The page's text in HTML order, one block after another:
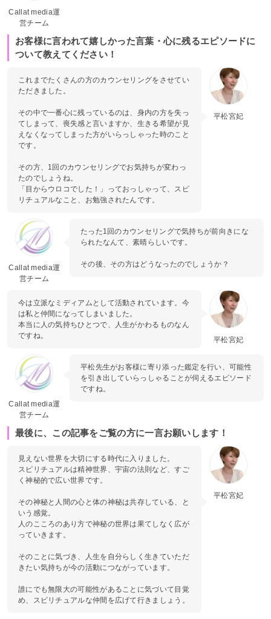
Callat media運
営チーム
お客様に言われて嬉しかった言葉・心に残るエピソードに
ついて教えてください！
平松宮妃
これまでたくさんの方のカウンセリングをさせてい
ただきました。
その中で一番心に残っているのは、身内の方を失っ
てしまって、喪失感と言いますか、生きる希望が見
えなくなってしまった方がいらっしゃった時のこと
です。
その方、1回のカウンセリングでお気持ちが変わっ
たのでしょうね。
「目からウロコでした！」っておっしゃって、スピ
リチュアルなこと、お勉強されたんです。
Callat media運
営チーム
たった1回のカウンセリングで気持ちが前向きにな
られたなんて、素晴らしいです。
その後、その方はどうなったのでしょうか？
平松宮妃
今は立派なミディアムとして活動されています。今
は私と仲間になってしまいました。
本当に人の気持ちひとつで、人生がかわるものなん
ですね。
Callat media運
営チーム
平松先生がお客様に寄り添った鑑定を行い、可能性
を引き出していらっしゃることが伺えるエピソード
ですね。
最後に、この記事をご覧の方に一言お願いします！
平松宮妃
見えない世界を大切にする時代に入りました。
スピリチュアルは精神世界、宇宙の法則など、すご
く神秘的で広い世界です。
その神秘と人間の心と体の神秘は共存している、と
いう感覚。
人のこころのあり方で神秘の世界は果てしなく広が
っていきます。
そのことに気づき、人生を自分らしく生きていただ
きたい気持ちが今の活動につながっています。
誰にでも無限大の可能性があることに気づいて目覚
め、スピリチュアルな仲間を広げて行きましょう。